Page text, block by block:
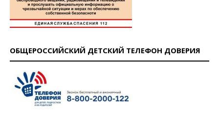
ОБЩЕРОССИЙСКИЙ ДЕТСКИЙ ТЕЛЕФОН ДОВЕРИЯ